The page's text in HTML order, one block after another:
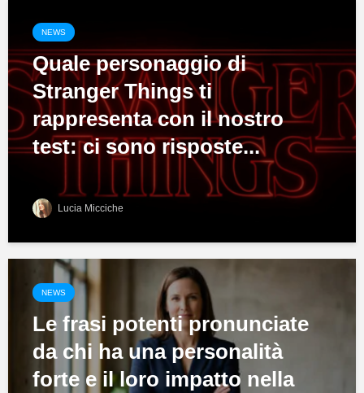
NEWS
Quale personaggio di
Stranger Things ti
rappresenta con il nostro
test: ci sono risposte...
Lucia Micciche
NEWS
Le frasi potenti pronunciate
da chi ha una personalità
forte e il loro impatto nella